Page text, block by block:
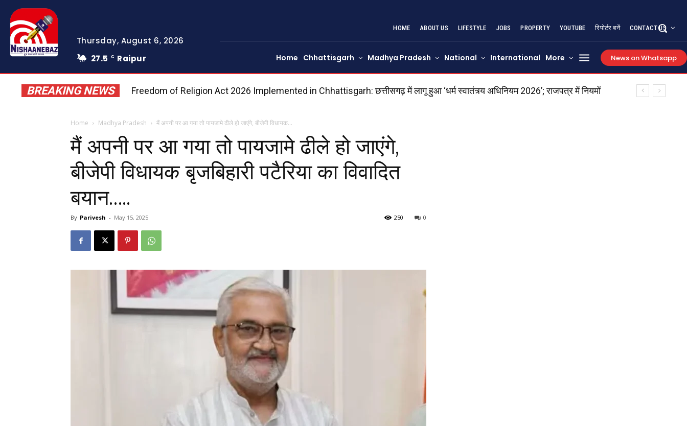
Thursday, August 6, 2026
27.5
C Raipur
HOME ABOUT US LIFESTYLE JOBS PROPERTY YOUTUBE रिपोर्टर बनें CONTACT US
Home Chhattisgarh Madhya Pradesh National International More News on Whatsapp
BREAKING NEWS
Freedom of Religion Act 2026 Implemented in Chhattisgarh: छत्तीसगढ़ में लागू हुआ ‘धर्म स्वातंत्र्य अधिनियम 2026’; राजपत्र में नियमों
Home Madhya Pradesh मैं अपनी पर आ गया तो पायजामे ढीले हो जाएंगे, बीजेपी विधायक...
मैं अपनी पर आ गया तो पायजामे ढीले हो जाएंगे,
बीजेपी विधायक बृजबिहारी पटैरिया का विवादित
बयान…..
By Parivesh - May 15, 2025 0
250